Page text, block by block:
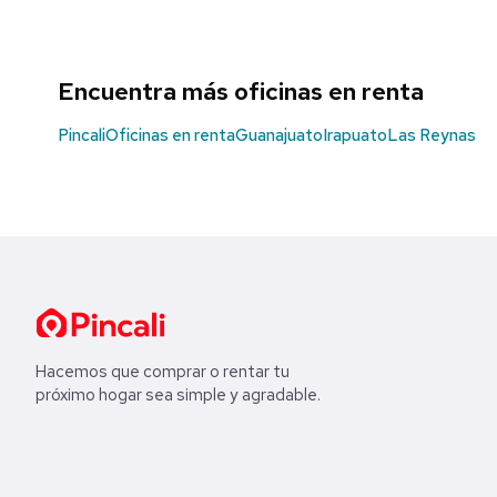
Encuentra más oficinas en renta
PincaliOficinas en rentaGuanajuatoIrapuatoLas Reynas
Hacemos que comprar o rentar tu
próximo hogar sea simple y agradable.